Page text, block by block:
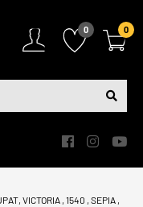
0 0
VICTORIA , 1540 , SEPIA ,